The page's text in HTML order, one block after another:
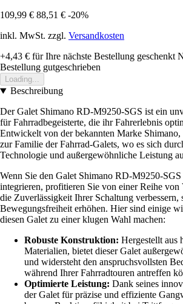
109,99 € 88,51 € -20%
inkl. MwSt. zzgl. Versandkosten
+4,43 € für Ihre nächste Bestellung geschenkt
Bestellung gutgeschrieben
Loading...
Beschreibung
Der Galet Shimano RD-M9250-SGS ist ein
für Fahrradbegeisterte, die ihr Fahrerlebnis
Entwickelt von der bekannten Marke Shimano,
zur Familie der Fahrrad-Galets, wo es sich
Technologie und außergewöhnliche Leistung
Wenn Sie den Galet Shimano RD-M9250-
integrieren, profitieren Sie von einer Reihe
die Zuverlässigkeit Ihrer Schaltung verbessern,
Bewegungsfreiheit erhöhen. Hier sind einige
diesen Galet zu einer klugen Wahl machen:
Robuste Konstruktion: Hergestellt aus
Materialien, bietet dieser Galet
und widersteht den anspruchsvollsten
während Ihrer Fahrradtouren antreffen
Optimierte Leistung: Dank seines
der Galet für präzise und effiziente